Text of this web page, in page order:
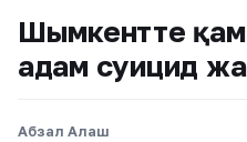
Шымкентте
адам суицид
Абзал Алаш